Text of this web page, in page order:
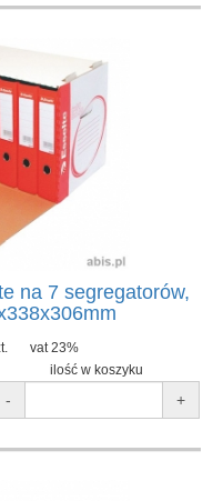
na 7 segregatorów,
vat 23%
ilość w koszyku
- +